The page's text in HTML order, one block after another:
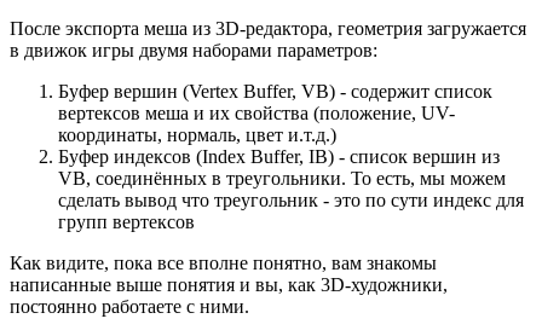
После экспорта меша из 3D-редактора, геометрия загружается
в движок игры двумя наборами параметров:
Буфер вершин (Vertex Buffer, VB) - содержит список
вертексов меша и их свойства (положение, UV-
координаты, нормаль, цвет и.т.д.)
Буфер индексов (Index Buffer, IB) - список вершин из
VB, соединённых в треугольники. То есть, мы можем
сделать вывод что треугольник - это по сути индекс для
групп вертексов
Как видите, пока все вполне понятно, вам знакомы
написанные выше понятия и вы, как 3D-художники,
постоянно работаете с ними.